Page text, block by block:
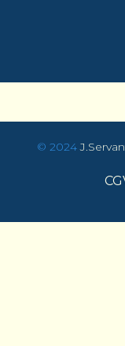
© 2024J